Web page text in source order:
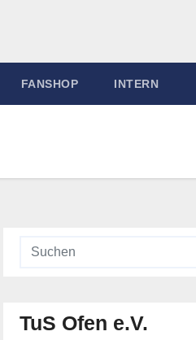
FANSHOP INTERN
TuS Ofen e.V.